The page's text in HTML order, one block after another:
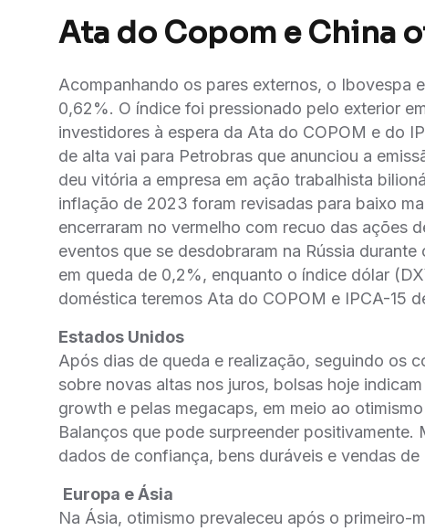
Ata do Copom e China
Acompanhando os pares externos, o Ibovespa
0,62%. O índice foi pressionado pelo exterior
investidores à espera da Ata do COPOM e do
de alta vai para Petrobras que anunciou a
deu vitória a empresa em ação trabalhista
inflação de 2023 foram revisadas para baixo
encerraram no vermelho com recuo das ações
eventos que se desdobraram na Rússia
em queda de 0,2%, enquanto o índice dólar
doméstica teremos Ata do COPOM e IPCA-15
Estados Unidos
Após dias de queda e realização, seguindo os
sobre novas altas nos juros, bolsas hoje
growth e pelas megacaps, em meio ao
Balanços que pode surpreender
dados de confiança, bens duráveis e vendas
Europa e Ásia
Na Ásia, otimismo prevaleceu após o primeiro-